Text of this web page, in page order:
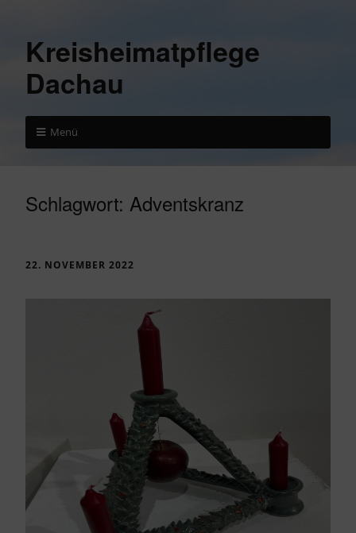
Kreisheimatpflege
Dachau
Menü
Schlagwort: Adventskranz
22. NOVEMBER 2022